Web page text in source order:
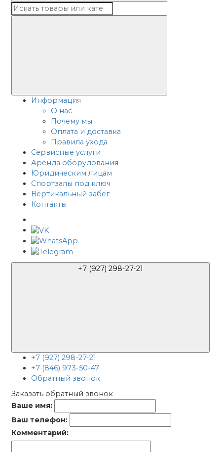
Информация
О нас
Почему мы
Оплата и доставка
Правила ухода
Сервисные услуги
Аренда оборудования
Юридическим лицам
Спортзалы под ключ
Вертикальный забег
Контакты
+7 (927) 298-27-21
+7 (846) 973-50-47
Обратный звонок
Заказать обратный звонок
Ваше имя:
Ваш телефон:
Комментарий: